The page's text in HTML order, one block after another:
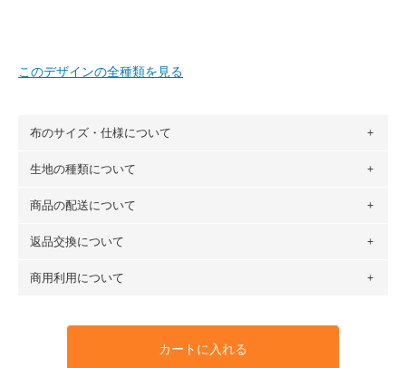
このデザインの全種類を見る
布のサイズ・仕様について
布の長さは50cm単位での販売になります。
場合 → 購入数量「7」
生地の種類について
・現在、すべてのデザインのプリントに使用している生地は
ットン（ダブルガーゼ）・100％コットン（ローン）・コッ
トンリネン（ビエラ織）・100％コットン（ツイル）・
100％コットン（キャンバス・11号帆布）です。
生地見本サンプル（無料）を購入する
商品の配送について
・ネコポスでの配送は、布は2mまで型紙は2個までとなりま
も送料の表示が600円となり宅急便での配送となります。
となります。
※万が一、検品時に不備が見つかった場合は、4～5営業日後
返品交換について
・布はご注文後に注文数量のみをプリントするため、
購入後
や用尺をお間違えのないようお願いします。思っていた色味
と違う、などの理由での返品は承れません。予めご了承くだ
商用利用について
利用いただけます。「nunocoto fabric使用」といった記載
カートに入れる